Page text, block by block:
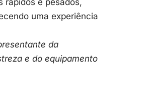
rápidos e pesados,
uma experiência
da
e do equipamento